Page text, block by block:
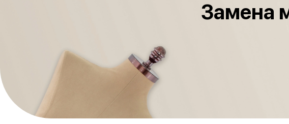
Замена